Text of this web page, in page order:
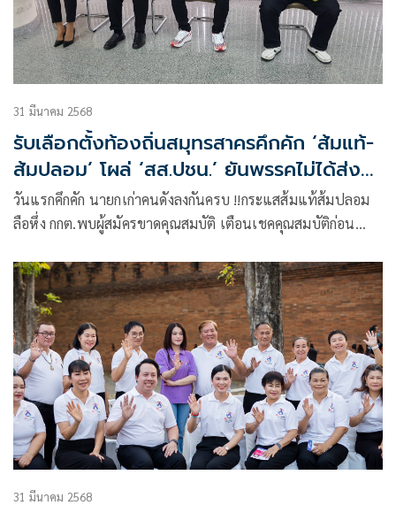
31 มีนาคม 2568
รับเลือกตั้งท้องถิ่นสมุทรสาครคึกคัก ‘ส้มแท้-
ส้มปลอม’ โผล่ ‘สส.ปชน.’ ยันพรรคไม่ได้ส่ง
ใคร
วันแรกคึกคัก นายกเก่าคนดังลงกันครบ !!กระแสส้มแท้ส้มปลอม
ลือหึ่ง กกต.พบผู้สมัครขาดคุณสมบัติ เตือนเชคคุณสมบัติก่อน
31 มีนาคม 2568